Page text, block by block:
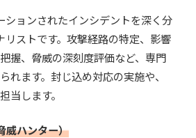
ョンされたインシデントを深く分
ストです。攻撃経路の特定、影響
握、脅威の深刻度評価など、専門
れます。封じ込め対応の実施や、
当します。
威ハンター）